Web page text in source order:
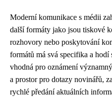
Moderní komunikace s médii
další formáty jako jsou tiskové
rozhovory nebo poskytování
formátů má svá specifika a
vhodná pro oznámení
a prostor pro dotazy novinářů,
rychlé předání aktuálních